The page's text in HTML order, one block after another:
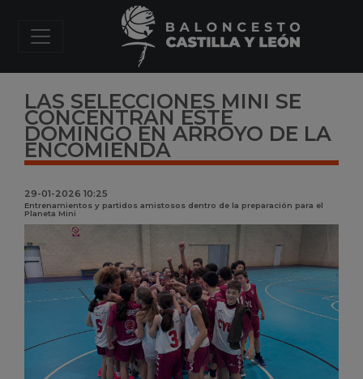
LAS SELECCIONES MINI SE
CONCENTRAN ESTE
DOMINGO EN ARROYO DE LA
ENCOMIENDA
29-01-2026 10:25
Entrenamientos y partidos amistosos dentro de la preparación para el
Planeta Mini